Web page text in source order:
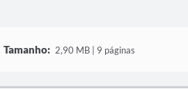
Tamanho: 2,90 MB | 9 páginas